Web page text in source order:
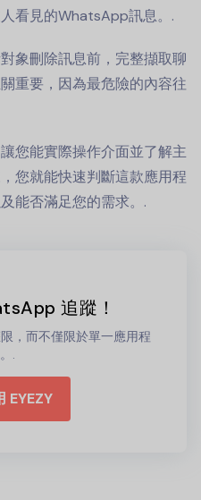
看見的WhatsApp訊息。.
象刪除訊息前，完整擷取聊
重要，因為最危險的內容往
您能實際操作介面並了解主
您就能快速判斷這款應用程
能否滿足您的需求。.
追蹤！
，而不僅限於單一應用程
.
EYEZY